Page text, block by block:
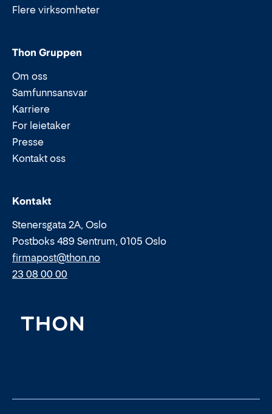
Flere virksomheter
Thon Gruppen
Om oss
Samfunnsansvar
Karriere
For leietaker
Presse
Kontakt oss
Kontakt
Stenersgata 2A, Oslo
Postboks 489 Sentrum, 0105 Oslo
Epost:
firmapost@thon.no
Telefon:
23 08 00 00